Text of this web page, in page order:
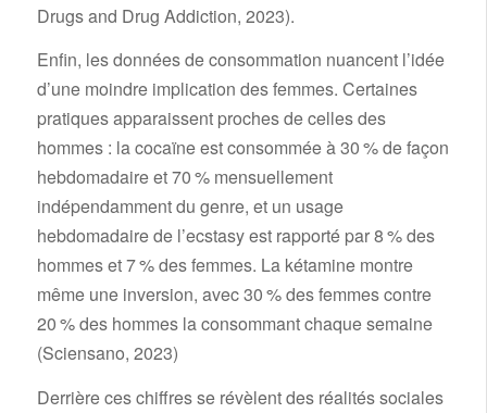
Drugs and Drug Addiction, 2023).
Enfin, les données de consommation nuancent l’idée
d’une moindre implication des femmes. Certaines
pratiques apparaissent proches de celles des
hommes : la cocaïne est consommée à 30 % de façon
hebdomadaire et 70 % mensuellement
indépendamment du genre, et un usage
hebdomadaire de l’ecstasy est rapporté par 8 % des
hommes et 7 % des femmes. La kétamine montre
même une inversion, avec 30 % des femmes contre
20 % des hommes la consommant chaque semaine
(Sciensano, 2023)
Derrière ces chiffres se révèlent des réalités sociales